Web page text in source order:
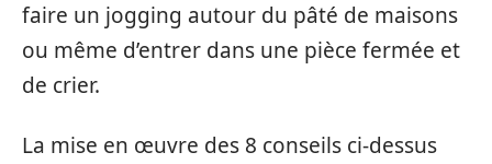
faire un jogging autour du pâté de maisons
ou même d’entrer dans une pièce fermée et
de crier.
La mise en œuvre des 8 conseils ci-dessus